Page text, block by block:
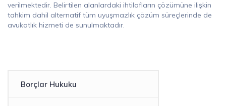
verilmektedir. Belirtilen alanlardaki ihtilafların çözümüne ilişkin
tahkim dahil alternatif tüm uyuşmazlık çözüm süreçlerinde de
avukatlık hizmeti de sunulmaktadır.
Borçlar Hukuku